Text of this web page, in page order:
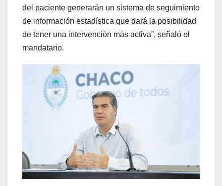
del paciente generarán un sistema de seguimiento
de información estadística que dará la posibilidad
de tener una intervención más activa”, señaló el
mandatario.